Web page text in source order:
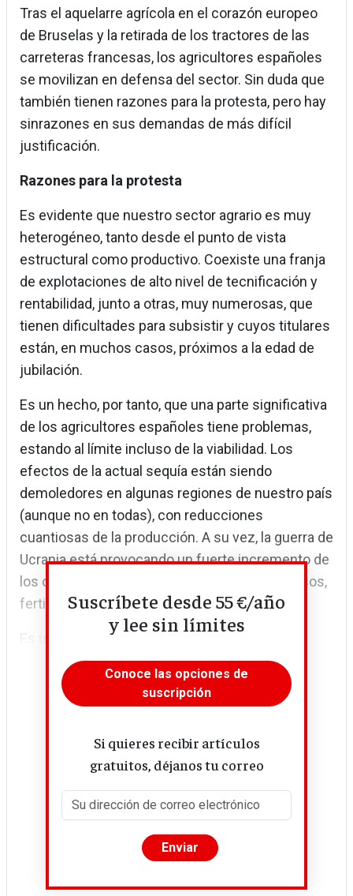
Tras el aquelarre agrícola en el corazón europeo
de Bruselas y la retirada de los tractores de las
carreteras francesas, los agricultores españoles
se movilizan en defensa del sector. Sin duda que
también tienen razones para la protesta, pero hay
sinrazones en sus demandas de más difícil
justificación.
Razones para la protesta
Es evidente que nuestro sector agrario es muy
heterogéneo, tanto desde el punto de vista
estructural como productivo. Coexiste una franja
de explotaciones de alto nivel de tecnificación y
rentabilidad, junto a otras, muy numerosas, que
tienen dificultades para subsistir y cuyos titulares
están, en muchos casos, próximos a la edad de
jubilación.
Es un hecho, por tanto, que una parte significativa
de los agricultores españoles tiene problemas,
estando al límite incluso de la viabilidad. Los
efectos de la actual sequía están siendo
demoledores en algunas regiones de nuestro país
(aunque no en todas), con reducciones
cuantiosas de la producción. A su vez, la guerra de
Ucrania está provocando un fuerte incremento de
los costes de producción, sobre todo en piensos,
fertilizantes y energía.
Suscríbete desde 55 €/año
y lee sin límites
Conoce las opciones de
suscripción
Si quieres recibir artículos
gratuitos, déjanos tu correo